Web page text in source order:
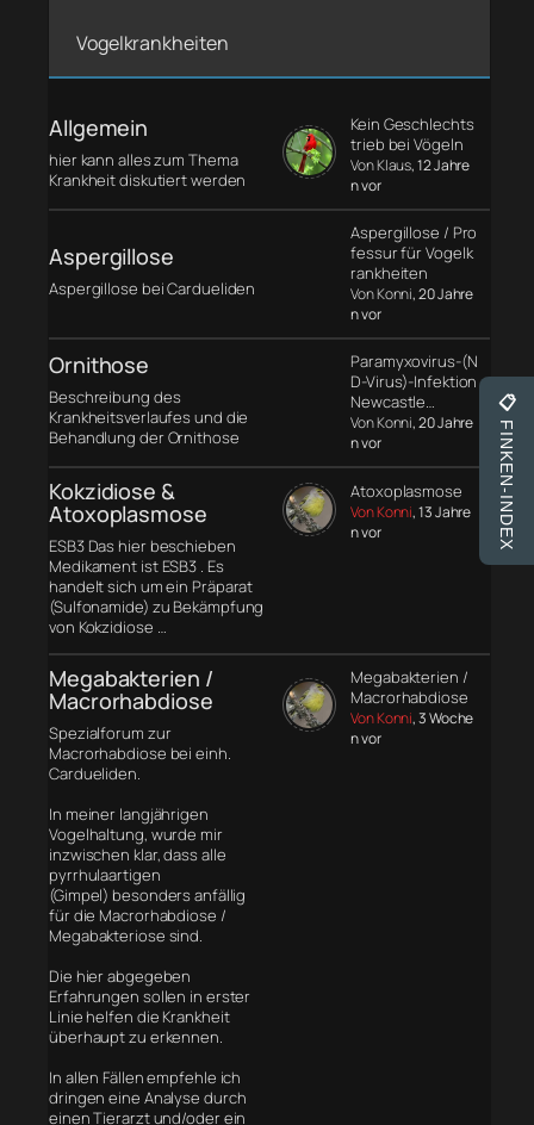
Vogelkrankheiten
Allgemein
hier kann alles zum Thema
Krankheit diskutiert werden
Kein Geschlechts
trieb bei Vögeln
Von Klaus, 12 Jahre
n vor
Aspergillose
Aspergillose bei Cardueliden
Aspergillose / Pro
fessur für Vogelk
rankheiten
Von Konni, 20 Jahre
n vor
Ornithose
Beschreibung des
Krankheitsverlaufes und die
Behandlung der Ornithose
Paramyxovirus-(N
D-Virus)-Infektion
Newcastle…
Von Konni, 20 Jahre
n vor
Kokzidiose &
Atoxoplasmose
ESB3 Das hier beschieben
Medikament ist ESB3 . Es
handelt sich um ein Präparat
(Sulfonamide) zu Bekämpfung
von Kokzidiose …
Atoxoplasmose
Von Konni, 13 Jahre
n vor
Megabakterien /
Macrorhabdiose
Spezialforum zur
Macrorhabdiose bei einh.
Cardueliden.
In meiner langjährigen
Vogelhaltung, wurde mir
inzwischen klar, dass alle
pyrrhulaartigen
(Gimpel) besonders anfällig
für die Macrorhabdiose /
Megabakteriose sind.
Die hier abgegeben
Erfahrungen sollen in erster
Linie helfen die Krankheit
überhaupt zu erkennen.
In allen Fällen empfehle ich
dringen eine Analyse durch
einen Tierarzt und/oder ein
Megabakterien /
Macrorhabdiose
Von Konni, 3 Woche
n vor
📋
FINKEN-INDEX